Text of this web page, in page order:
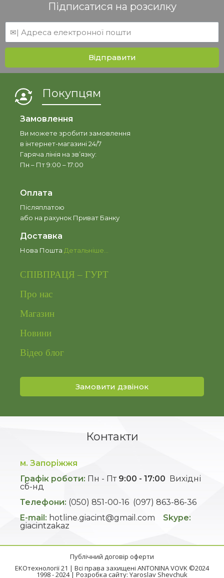
Підписатися на розсилку
Відправити
Покупцям
Замовлення
Ви можете зробити замовлення
в інтернет-магазині 24/7
Гаряча лінія на зв’язку:
Пн – Пт 9:00 – 17:00
Оплата
Післяплатою
або на рахунок Приват Банку
Доставка
Нова Пошта Детальніше…
СПІВПРАЦЯ – ГУРТ
Про нас
Магазин
Новини
Відео блог
Замовити дзвінок
Контакти
м. Запоріжжя
Графік роботи: Пн - Пт 9:00 - 17:00 Вихідні
сб-нд
Телефони: (050) 851-00-16 (097) 863-86-36
E-mail: hotline.giacint@gmail.com
Skype:
giacintzakaz
Публічний договір оферти
ЕКОтехнології 21 | Всі права захищені ANTONINA VOVK ©2024
1998 - 2024 | Розробка сайту: Yaroslav Shevchuk